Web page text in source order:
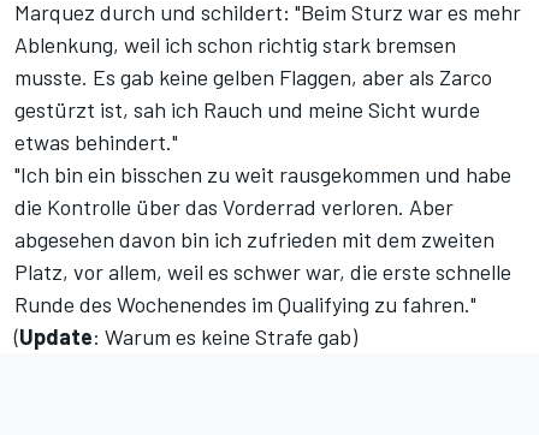
Marquez durch und schildert: "Beim Sturz war es mehr
Ablenkung, weil ich schon richtig stark bremsen
musste. Es gab keine gelben Flaggen, aber als Zarco
gestürzt ist, sah ich Rauch und meine Sicht wurde
etwas behindert."
"Ich bin ein bisschen zu weit rausgekommen und habe
die Kontrolle über das Vorderrad verloren. Aber
abgesehen davon bin ich zufrieden mit dem zweiten
Platz, vor allem, weil es schwer war, die erste schnelle
Runde des Wochenendes im Qualifying zu fahren."
(Update: Warum es keine Strafe gab)